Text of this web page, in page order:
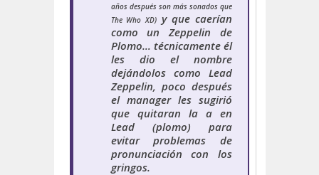
años después son más sonados que
The Who XD) y que caerían
como un Zeppelin de
Plomo… técnicamente él
les dio el nombre
dejándolos como Lead
Zeppelin, poco después
el manager les sugirió
que quitaran la a en
Lead (plomo) para
evitar problemas de
pronunciación con los
gringos.